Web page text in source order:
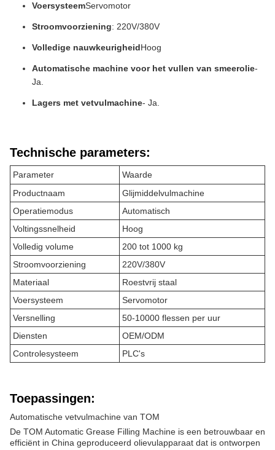
VoersysteemServomotor
Stroomvoorziening: 220V/380V
Volledige nauwkeurigheidHoog
Automatische machine voor het vullen van smeerolie-
Ja.
Lagers met vetvulmachine- Ja.
Technische parameters:
Parameter
Waarde
Productnaam
Glijmiddelvulmachine
Operatiemodus
Automatisch
Voltingssnelheid
Hoog
Volledig volume
200 tot 1000 kg
Stroomvoorziening
220V/380V
Materiaal
Roestvrij staal
Voersysteem
Servomotor
Versnelling
50-10000 flessen per uur
Diensten
OEM/ODM
Controlesysteem
PLC's
Toepassingen:
Automatische vetvulmachine van TOM
De TOM Automatic Grease Filling Machine is een betrouwbaar en
efficiënt in China geproduceerd olievulapparaat dat is ontworpen